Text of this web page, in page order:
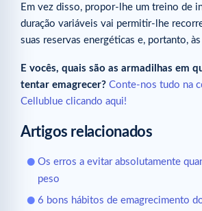
Em vez disso, propor-lhe um treino de
duração variáveis vai permitir-lhe
suas reservas energéticas e, portanto,
E vocês, quais são as armadilhas em
tentar emagrecer? Conte-nos tudo na
Cellublue clicando aqui!
Artigos relacionados
Os erros a evitar absolutamente
peso
6 bons hábitos de emagrecimento